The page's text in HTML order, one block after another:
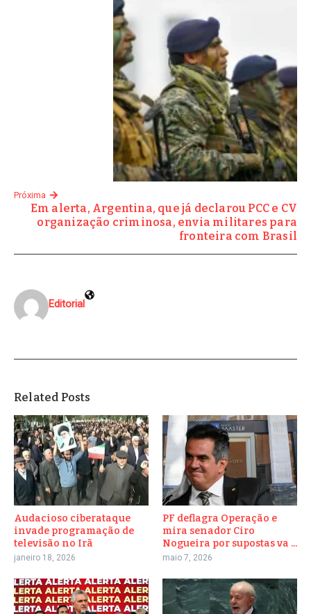
Próxima
Em alerta, Argentina, que já declarou PCC e CV
organização criminosa, envia militares para
fronteira com Brasil
Editorial
Related Posts
Audacioso ciberataque
invade programação de
televisão no Irã
janeiro 18, 2026
PF deflagra Operação e
mira senador Ciro
Nogueira por supostas va ...
maio 7, 2026